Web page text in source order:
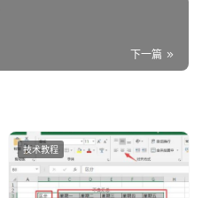
下一篇
技术教程